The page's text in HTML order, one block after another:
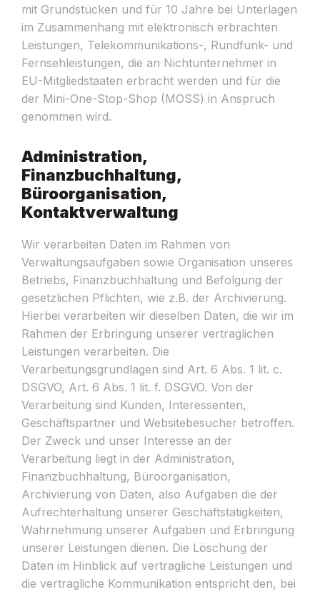
mit Grundstücken und für 10 Jahre bei Unterlagen
im Zusammenhang mit elektronisch erbrachten
Leistungen, Telekommunikations-, Rundfunk- und
Fernsehleistungen, die an Nichtunternehmer in
EU-Mitgliedstaaten erbracht werden und für die
der Mini-One-Stop-Shop (MOSS) in Anspruch
genommen wird.
Administration,
Finanzbuchhaltung,
Büroorganisation,
Kontaktverwaltung
Wir verarbeiten Daten im Rahmen von
Verwaltungsaufgaben sowie Organisation unseres
Betriebs, Finanzbuchhaltung und Befolgung der
gesetzlichen Pflichten, wie z.B. der Archivierung.
Hierbei verarbeiten wir dieselben Daten, die wir im
Rahmen der Erbringung unserer vertraglichen
Leistungen verarbeiten. Die
Verarbeitungsgrundlagen sind Art. 6 Abs. 1 lit. c.
DSGVO, Art. 6 Abs. 1 lit. f. DSGVO. Von der
Verarbeitung sind Kunden, Interessenten,
Geschäftspartner und Websitebesucher betroffen.
Der Zweck und unser Interesse an der
Verarbeitung liegt in der Administration,
Finanzbuchhaltung, Büroorganisation,
Archivierung von Daten, also Aufgaben die der
Aufrechterhaltung unserer Geschäftstätigkeiten,
Wahrnehmung unserer Aufgaben und Erbringung
unserer Leistungen dienen. Die Löschung der
Daten im Hinblick auf vertragliche Leistungen und
die vertragliche Kommunikation entspricht den, bei